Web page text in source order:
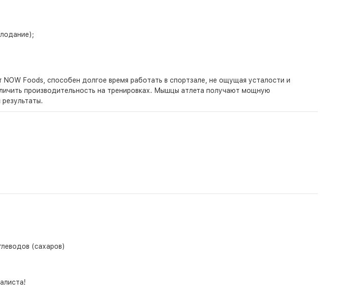
Foods, способен долгое время работать в спортзале, не ощущая усталости и
производительность на тренировках. Мышцы атлета получают мощную
(сахаров)